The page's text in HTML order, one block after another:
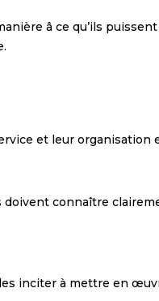
â ce qu’ils
et leur organisation
doivent connaître
inciter à mettre en